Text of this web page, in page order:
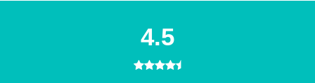
4.5